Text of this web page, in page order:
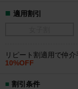
適用割引
リピート割適用で仲
10%OFF
割引条件